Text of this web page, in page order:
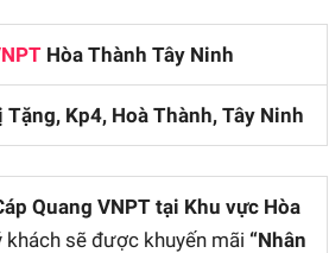
Hòa Thành Tây Ninh
Kp4, Hoà Thành, Tây Ninh
Quang VNPT tại Khu vực Hòa
khách sẽ được khuyến mãi “Nhân